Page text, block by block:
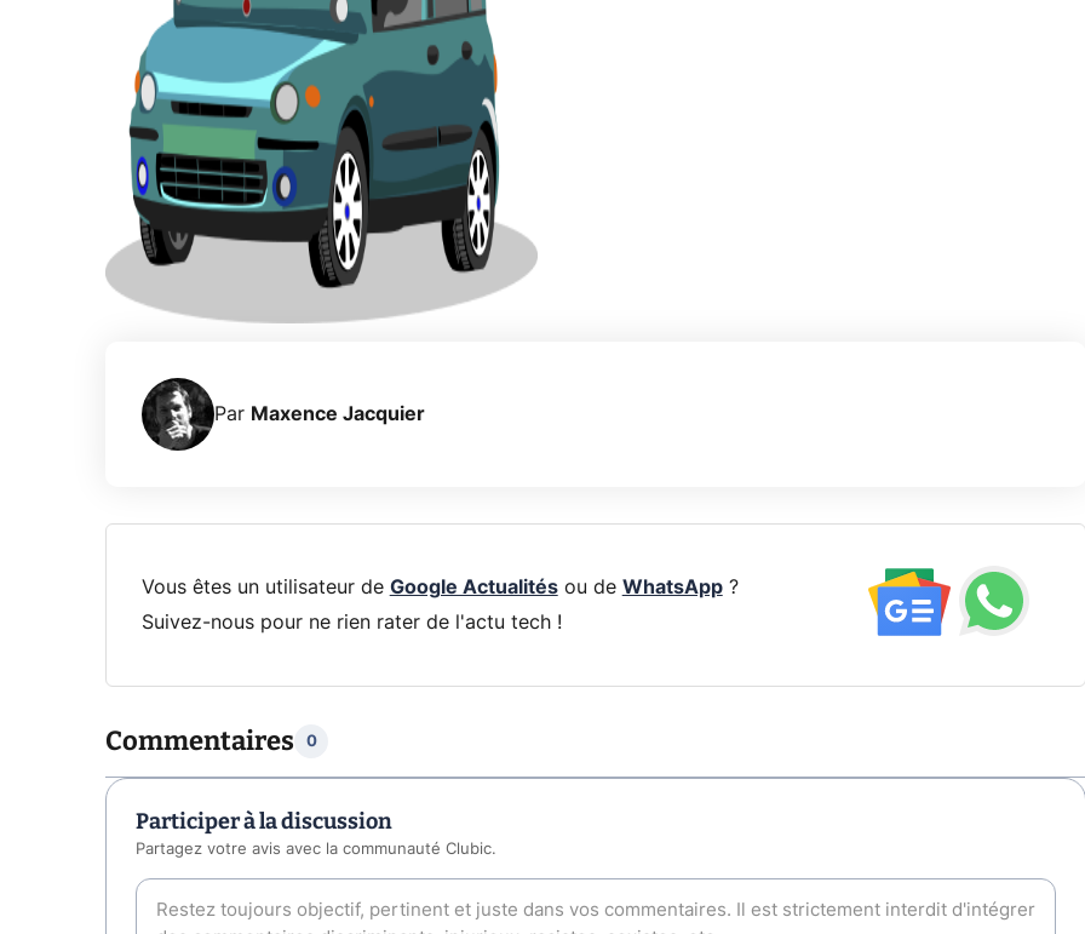
Par Maxence Jacquier
Vous êtes un utilisateur de Google Actualitésou de WhatsApp?
Suivez-nous pour ne rien rater de l'actu tech !
Commentaires 0
Participer à la discussion
Partagez votre avis avec la communauté Clubic.